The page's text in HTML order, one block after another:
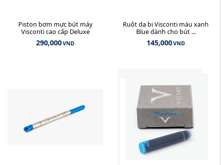
Piston bơm mực bút máy
Visconti cao cấp Deluxe
290,000VND
Ruột dạ bi Visconti màu xanh
Blue dành cho bút ...
145,000VND